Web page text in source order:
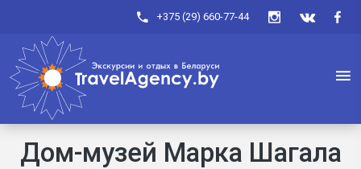
+375 (29) 660-77-44
Дом-музей Марка Шагала